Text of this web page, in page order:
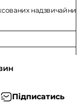
надзвичайних
Підписатись